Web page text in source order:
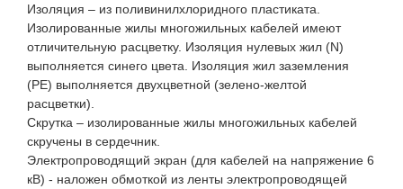
Изоляция – из поливинилхлоридного пластиката.
Изолированные жилы многожильных кабелей имеют
отличительную расцветку. Изоляция нулевых жил (N)
выполняется синего цвета. Изоляция жил заземления
(PE) выполняется двухцветной (зелено-желтой
расцветки).
Скрутка – изолированные жилы многожильных кабелей
скручены в сердечник.
Электропроводящий экран (для кабелей на напряжение 6
кВ) - наложен обмоткой из ленты электропроводящей